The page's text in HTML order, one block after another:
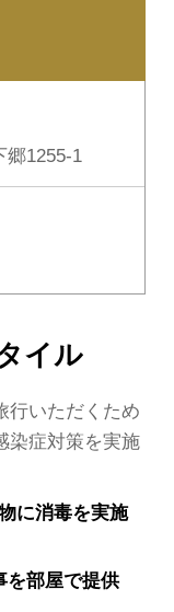
1255-1
イル
行いただくため
染症対策を実施
に消毒を実施
を部屋で提供